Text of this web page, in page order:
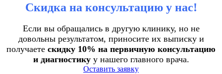
Скидка на консультацию у нас!
Если вы обращались в другую клинику, но не
довольны результатом, приносите их выписку и
получаете скидку 10% на первичную консультацию
и диагностикуу нашего главного врача.
Оставить заявку